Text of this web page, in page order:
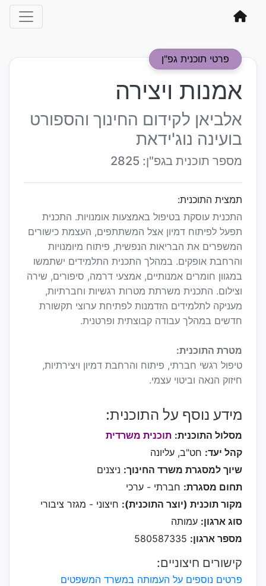
פרטי תוכנית גפ"ן
אמנות ויצירה
אלביאן לקידום החינוך והספורט
בועינה נוג'ידאת
מספר תוכנית בגפ"ן: 2825
תמצית התוכנית:
התכנית עוסקת בטיפול באמצעות אומנויות. התכנית
תפעל לפיתוח דמיון אצל המשתתפים, העצמת כישורים
המשפרים את הבריאות הנפשית, פיתוח מיומנויות
והרחבת אופקים. במהלך התכנית התלמידים ישתמשו
במגוון חומרים אמנותיים, אמצעי דרמה, סיפורים, שירה
וצילום. התכנית משרתת מטרות רגשיות וחברתיות,
מעניקה לתלמידים הזדמנות לפתיחת ערוצי תקשורת
חדשים במהלך עבודה קבוצתית ופרטנית.
מטרת התוכנית:
טיפול רגשי חברתי, פיתוח והרחבת דמיון ויצירתיות,
חיזוק הנאה וביטוי עצמי.
מידע נוסף על התוכנית:
מסלול התוכנית: תוכנית משרדית
קהל יעד: חט"ב, עליונה
שיוך למסגרת משרד החינוך: ניצנים
תחום מסגרת: חברתי - ערכי
מקור תוכנית (יוצר התוכנית): חיצוני - מגזר ציבורי
סוג ארגון: עמותה
מספר ארגון:
קישורים חיצוניים:
פרטים נוספים על העמותה במשרד המשפטים